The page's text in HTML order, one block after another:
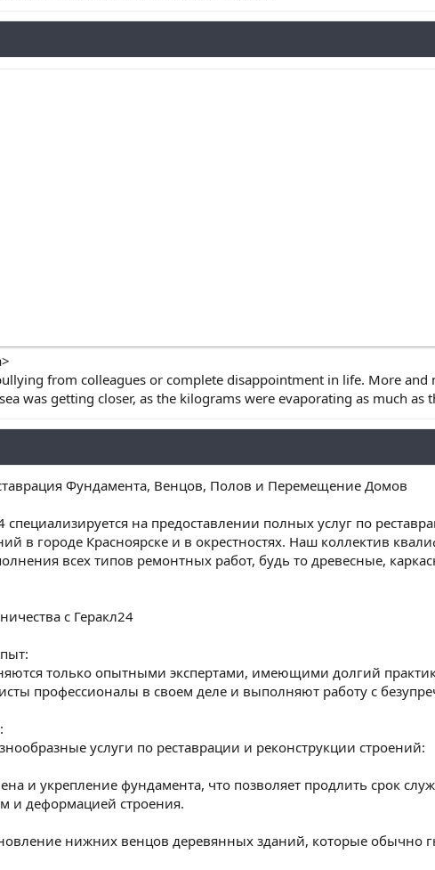
from colleagues or complete disappointment in life. More
was getting closer, as the kilograms were evaporating as much as
Фундамента, Венцов, Полов и Перемещение Домов
специализируется на предоставлении полных услуг по
в городе Красноярске и в окрестностях. Наш коллектив
всех типов ремонтных работ, будь то древесные,
с Геракл24
только опытными экспертами, имеющими долгий
профессионалы в своем деле и выполняют работу с
услуги по реставрации и реконструкции строений:
и укрепление фундамента, что позволяет продлить срок
и деформацией строения.
нижних венцов деревянных зданий, которые обычно